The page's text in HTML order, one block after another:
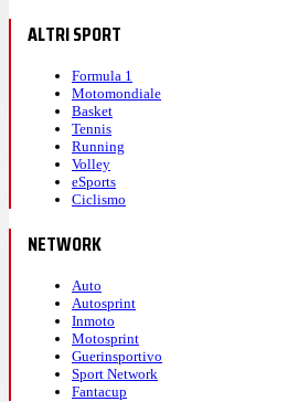
ALTRI SPORT
Formula 1
Motomondiale
Basket
Tennis
Running
Volley
eSports
Ciclismo
NETWORK
Auto
Autosprint
Inmoto
Motosprint
Guerinsportivo
Sport Network
Fantacup